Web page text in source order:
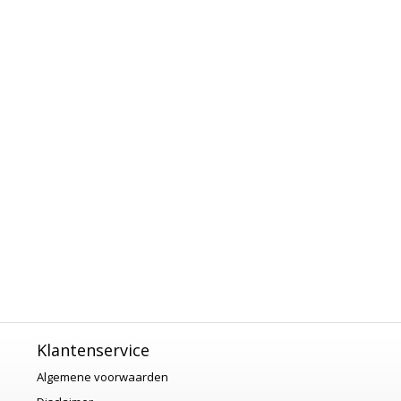
Klantenservice
Algemene voorwaarden